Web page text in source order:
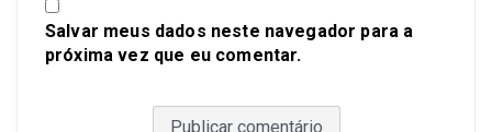
Salvar meus dados neste navegador para a
próxima vez que eu comentar.